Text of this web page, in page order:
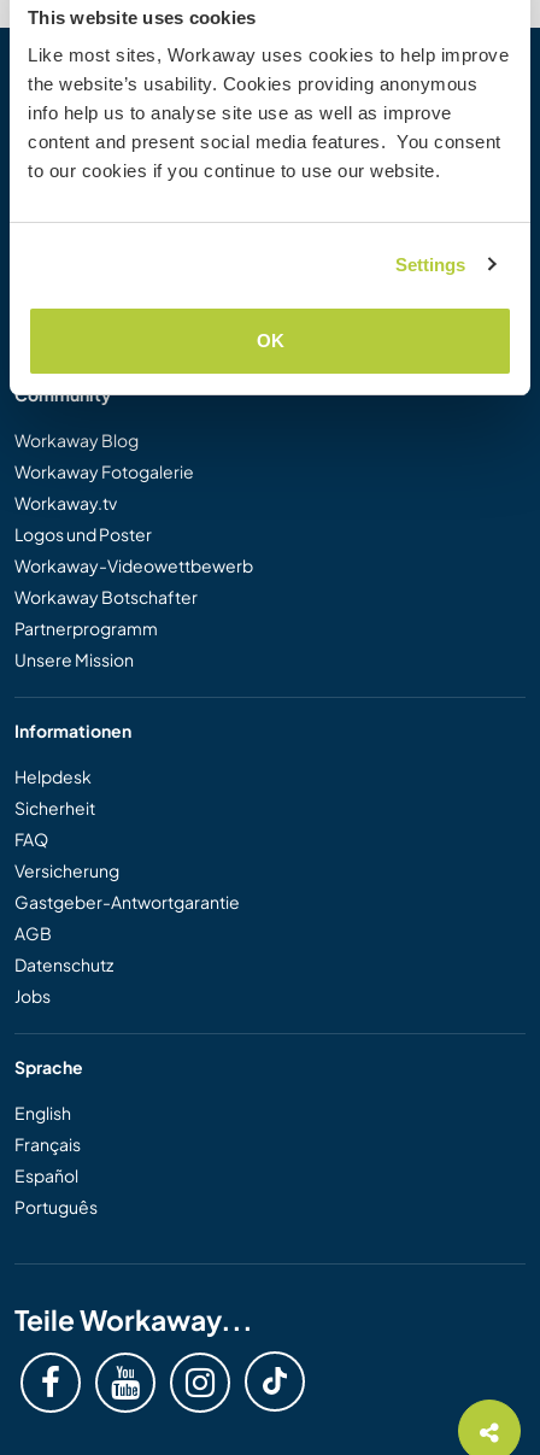
This website uses cookies
Like most sites, Workaway uses cookies to help improve
the website’s usability. Cookies providing anonymous
info help us to analyse site use as well as improve
content and present social media features. You consent
to our cookies if you continue to use our website.
Settings
OK
Workaway
Gastgeber finden
Informationen für Gastgeber
Als Workawayer registrieren
Community
Workaway Blog
Workaway Fotogalerie
Workaway.tv
Logos und Poster
Workaway-Videowettbewerb
Workaway Botschafter
Partnerprogramm
Unsere Mission
Informationen
Helpdesk
Sicherheit
FAQ
Versicherung
Gastgeber-Antwortgarantie
AGB
Datenschutz
Jobs
Sprache
English
Français
Español
Português
Teile Workaway...